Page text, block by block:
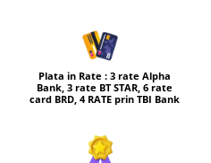
Plata in Rate : 3 rate Alpha
Bank, 3 rate BT STAR, 6 rate
card BRD, 4 RATE prin TBI Bank